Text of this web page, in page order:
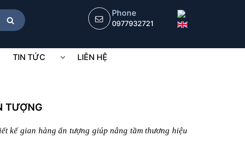
Phone
0977932721
TIN TỨC LIÊN HỆ
TƯỢNG
kế gian hàng ấn tượng giúp nâng tầm thương hiệu